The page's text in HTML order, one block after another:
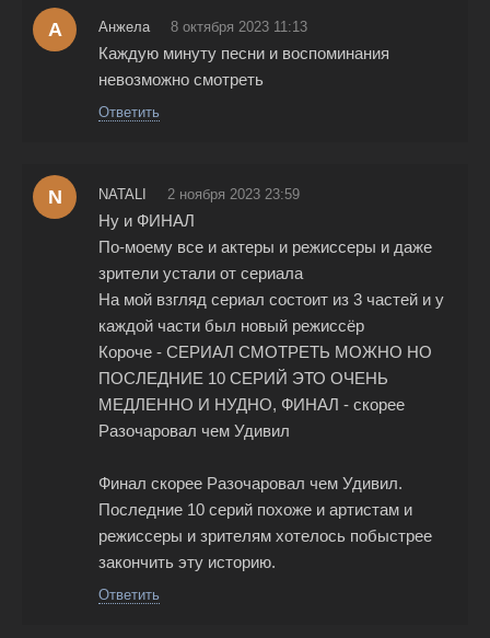
А Анжела 8 октября 2023 11:13
Каждую минуту песни и воспоминания
невозможно смотреть
Ответить
N NATALI 2 ноября 2023 23:59
Ну и ФИНАЛ
По-моему все и актеры и режиссеры и даже
зрители устали от сериала
На мой взгляд сериал состоит из 3 частей и у
каждой части был новый режиссёр
Короче - СЕРИАЛ СМОТРЕТЬ МОЖНО НО
ПОСЛЕДНИЕ 10 СЕРИЙ ЭТО ОЧЕНЬ
МЕДЛЕННО И НУДНО, ФИНАЛ - скорее
Разочаровал чем Удивил
Финал скорее Разочаровал чем Удивил.
Последние 10 серий похоже и артистам и
режиссеры и зрителям хотелось побыстрее
закончить эту историю.
Ответить